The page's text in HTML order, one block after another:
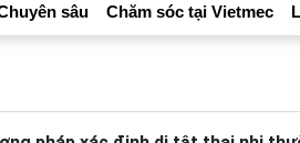
sâu Chăm sóc tại Vietmec